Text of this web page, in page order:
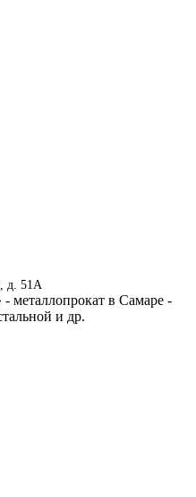
д. 51А
металлопрокат в Самаре -
и др.